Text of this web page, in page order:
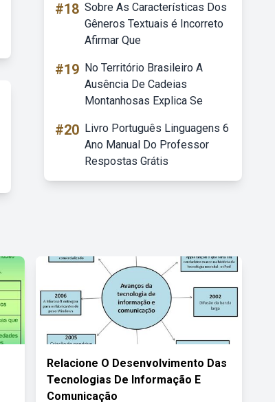
#18 Sobre As Características Dos
Gêneros Textuais é Incorreto
Afirmar Que
#19 No Território Brasileiro A
Ausência De Cadeias
Montanhosas Explica Se
#20 Livro Português Linguagens 6
Ano Manual Do Professor
Respostas Grátis
Relacione O Desenvolvimento Das
Tecnologias De Informação E
Comunicação